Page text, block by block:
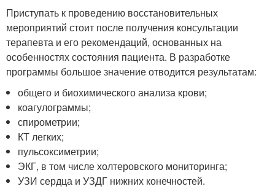
Приступать к проведению восстановительных
мероприятий стоит после получения консультации
терапевта и его рекомендаций, основанных на
особенностях состояния пациента. В разработке
программы большое значение отводится результатам:
общего и биохимического анализа крови;
коагулограммы;
спирометрии;
КТ легких;
пульсоксиметрии;
ЭКГ, в том числе холтеровского мониторинга;
УЗИ сердца и УЗДГ нижних конечностей.